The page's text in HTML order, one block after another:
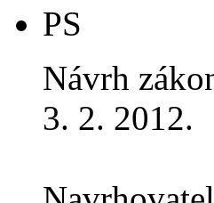
PS
Návrh
3. 2. 2012.